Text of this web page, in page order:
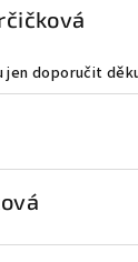
je 5 z 5 hvězdiček.
jen doporučit
je 5 z 5 hvězdiček.
je 5 z 5 hvězdiček.